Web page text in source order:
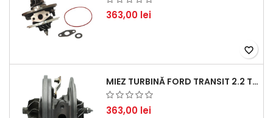
363,00 lei
favorite_border
MIEZ TURBINĂ FORD TRANSIT 2.2 TDCI (2007-2016)
363,00 lei